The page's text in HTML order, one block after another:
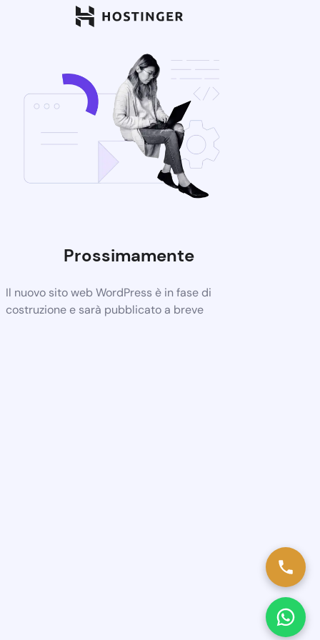
Prossimamente
Il nuovo sito web WordPress è in fase di
costruzione e sarà pubblicato a breve